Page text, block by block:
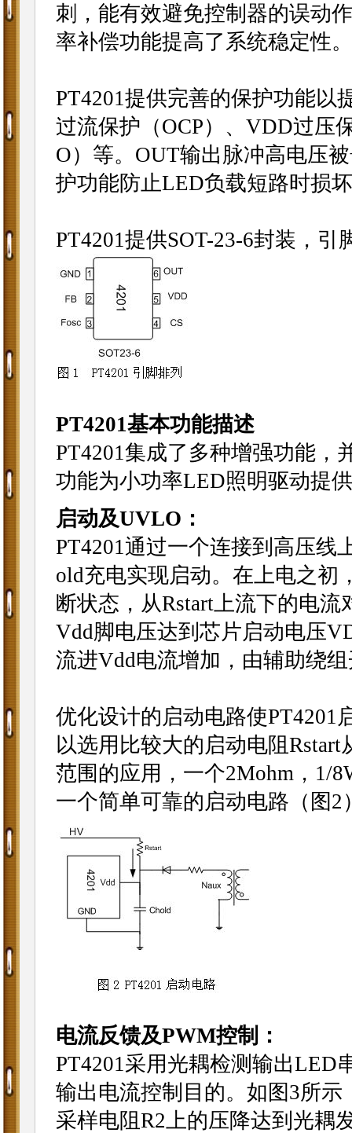
刺，能有效避免控制器的误动
率补偿功能提高了系统稳定性。
PT4201提供完善的保护功能以
过流保护（OCP）、VDD过压
O）等。OUT输出脉冲高电压
护功能防止LED负载短路时损
PT4201提供SOT-23-6封装，引
PT4201基本功能描述
PT4201集成了多种增强功能，
功能为小功率LED照明驱动提
启动及UVLO：
PT4201通过一个连接到高压线
old充电实现启动。在上电之初
断状态，从Rstart上流下的电
Vdd脚电压达到芯片启动电压
流进Vdd电流增加，由辅助绕
优化设计的启动电路使PT4201
以选用比较大的启动电阻
范围的应用，一个2Mohm，1/
一个简单可靠的启动电路（图2
电流反馈及PWM控制：
PT4201采用光耦检测输出LED
输出电流控制目的。如图3所
采样电阻R2上的压降达到光耦